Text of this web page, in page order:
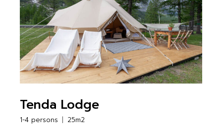
Tenda Lodge
1-4 persons 25m2